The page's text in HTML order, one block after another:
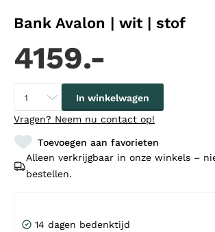
Bank Avalon | wit | stof
4159.-
In winkelwagen
Vragen? Neem nu contact op!
Toevoegen aan favorieten
Alleen verkrijgbaar in onze winkels –
bestellen.
14 dagen bedenktijd